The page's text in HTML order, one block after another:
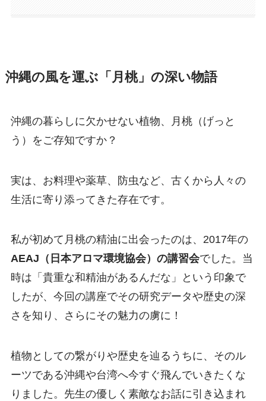
沖縄の風を運ぶ「月桃」の深い物語
沖縄の暮らしに欠かせない植物、月桃（げっと
う）をご存知ですか？
実は、お料理や薬草、防虫など、古くから人々の
生活に寄り添ってきた存在です。
私が初めて月桃の精油に出会ったのは、2017年の
AEAJ（日本アロマ環境協会）の講習会でした。当
時は「貴重な和精油があるんだな」という印象で
したが、今回の講座でその研究データや歴史の深
さを知り、さらにその魅力の虜に！
植物としての繋がりや歴史を辿るうちに、そのル
ーツである沖縄や台湾へ今すぐ飛んでいきたくな
りました。先生の優しく素敵なお話に引き込まれ